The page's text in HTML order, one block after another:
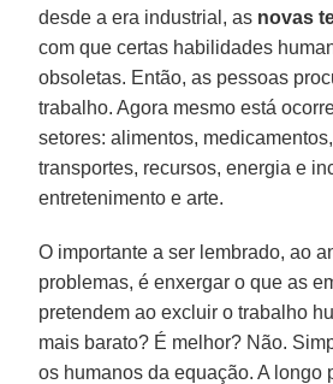
desde a era industrial, as novas
com que certas habilidades
obsoletas. Então, as pessoas
trabalho. Agora mesmo está
setores: alimentos,
transportes, recursos, energia e
entretenimento e arte.
O importante a ser lembrado, ao
problemas, é enxergar o que as
pretendem ao excluir o trabalho
mais barato? É melhor? Não.
os humanos da equação. A longo